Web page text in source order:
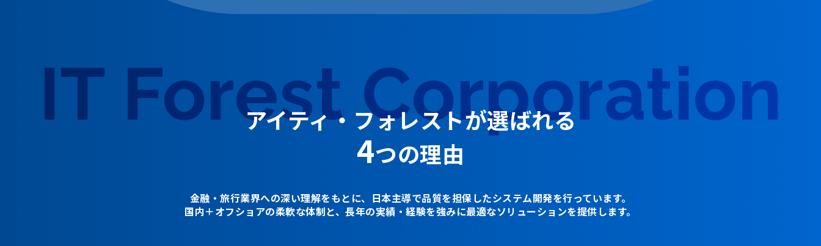
IT ForestCorporation
アイティ・フォレストが選ばれる
4つの理由
金融・旅行業界への深い理解をもとに、日本主導で品質を担保したシステム開発を行っています。
国内＋オフショアの柔軟な体制と、長年の実績・経験を強みに最適なソリューションを提供します。